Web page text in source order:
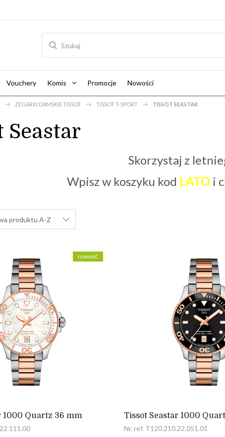
Vouchery Komis Promocje Nowości
ZEGARKI DAMSKIE TISSOT TISSOT T-SPORT TISSOT SEASTAR
Seastar
Skorzystaj z
Wpisz w koszyku kod LATO i
produktu A-Z
1000 Quartz 36 mm
nowość
Tissot Seastar 1000
Nr. ref. T120.210.22.051.01